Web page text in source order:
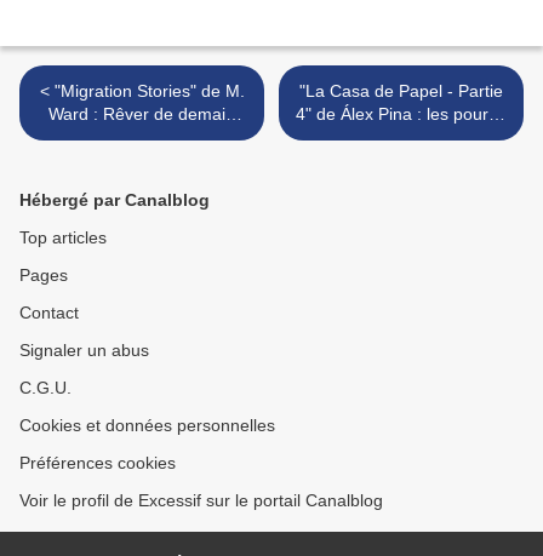
< "Migration Stories" de M.
Ward : Rêver de demain
sans oublier hier
"La Casa de Papel - Partie
4" de Álex Pina : les pour et
les contre... >
Hébergé par Canalblog
Top articles
Pages
Contact
Signaler un abus
C.G.U.
Cookies et données personnelles
Préférences cookies
Voir le profil de Excessif sur le portail Canalblog